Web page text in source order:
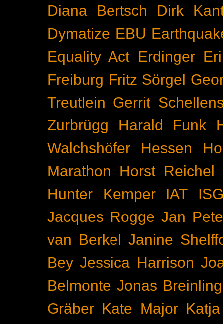
Diana Bertsch
Dirk
Dymatize EBU
Equality Act Erdinger
Freiburg Fritz Sörgel
Treutlein Gerrit
Zurbrügg
Harald Funk
Walchshöfer
Hessen
Marathon
Horst Reichel
Hunter Kemper
IAT
Jacques Rogge Jan
van Berkel
Janine
Bey Jessica Harrison
Belmonte Jonas
Gräber Kate Major